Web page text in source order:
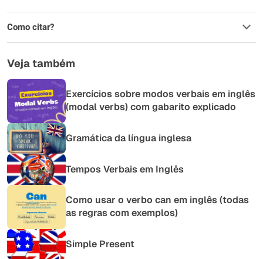
Como citar?
Veja também
Exercícios sobre modos verbais em inglês
(modal verbs) com gabarito explicado
Gramática da língua inglesa
Tempos Verbais em Inglês
Como usar o verbo can em inglês (todas
as regras com exemplos)
Simple Present